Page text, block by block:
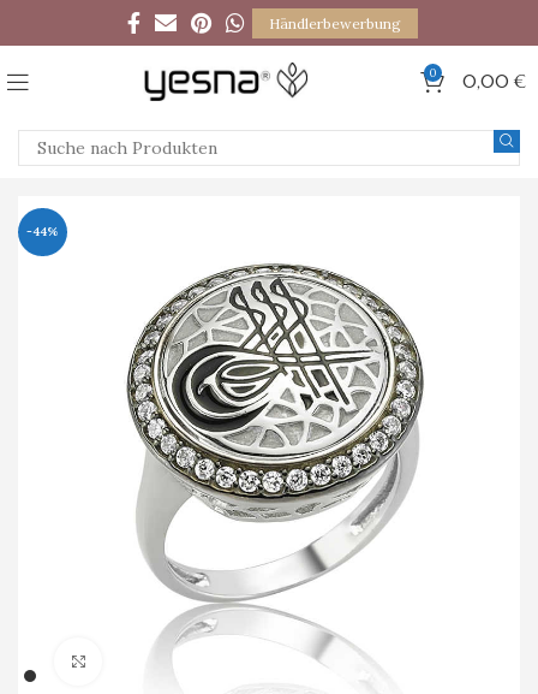
Händlerbewerbung
0 0,00 €
-44%